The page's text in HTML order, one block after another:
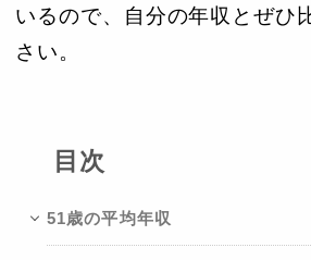
いるので、自分の年収とぜひ
さい。
目次
51歳の平均年収